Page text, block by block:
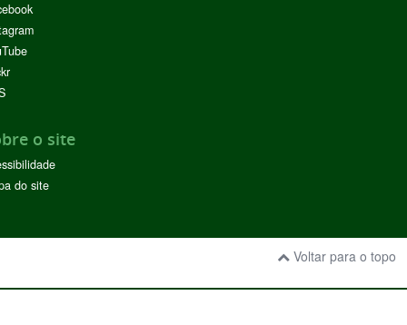
o site
do site
Voltar para o topo